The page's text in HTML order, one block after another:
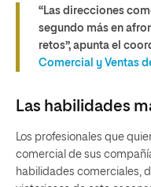
“Las direcciones
segundo más en
retos”, apunta el
Comercial y Ventas
Las habilidades
Los profesionales que
comercial de sus
habilidades comerciales,